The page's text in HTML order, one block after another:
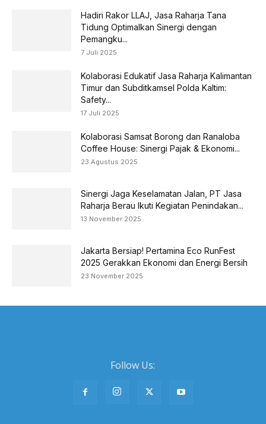
Hadiri Rakor LLAJ, Jasa Raharja Tana
Tidung Optimalkan Sinergi dengan
Pemangku...
7 Juli 2025
Kolaborasi Edukatif Jasa Raharja Kalimantan
Timur dan Subditkamsel Polda Kaltim:
Safety...
17 Juli 2025
Kolaborasi Samsat Borong dan Ranaloba
Coffee House: Sinergi Pajak & Ekonomi...
23 Agustus 2025
Sinergi Jaga Keselamatan Jalan, PT Jasa
Raharja Berau Ikuti Kegiatan Penindakan...
13 November 2025
Jakarta Bersiap! Pertamina Eco RunFest
2025 Gerakkan Ekonomi dan Energi Bersih
23 November 2025
Follow Us: